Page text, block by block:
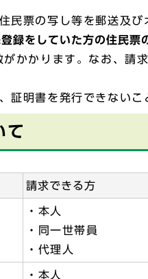
民票の写し等を郵送及
録をしていた方の住民票
かかります。なお、請
証明書を発行できないこ
て
請求できる方
・本人
・同一世帯員
・代理人
・本人